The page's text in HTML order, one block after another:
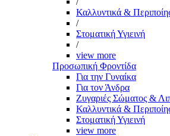
Καλλυντικά &
/
Στοματική Υγιεινή
/
view more
Προσωπική Φροντίδα
Για την Γυναίκα
Για τον Άνδρα
Ζυγαριές Σώματος &
Καλλυντικά &
Στοματική Υγιεινή
view more